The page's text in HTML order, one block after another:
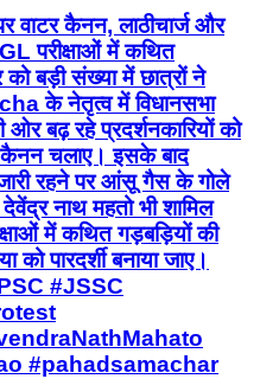
वाटर कैनन, लाठीचार्ज और
परीक्षाओं में कथित
बड़ी संख्या में छात्रों ने
के नेतृत्व में विधानसभा
ओर बढ़ रहे प्रदर्शनकारियों को
कैनन चलाए। इसके बाद
जारी रहने पर आंसू गैस के गोले
नाथ महतो भी शामिल
में कथित गड़बड़ियों की
को पारदर्शी बनाया जाए।
#JSSC
#pahadsamachar